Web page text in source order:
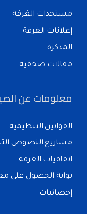
مستجدات الغرفة
إعلانات الغرفة
المذكرة
مقالات صحفية
معلومات عن
القوانين التنظيمية
مشاريع النصوص
اتفاقيات الغرفة
بوابة الحصول على
إحصائيات